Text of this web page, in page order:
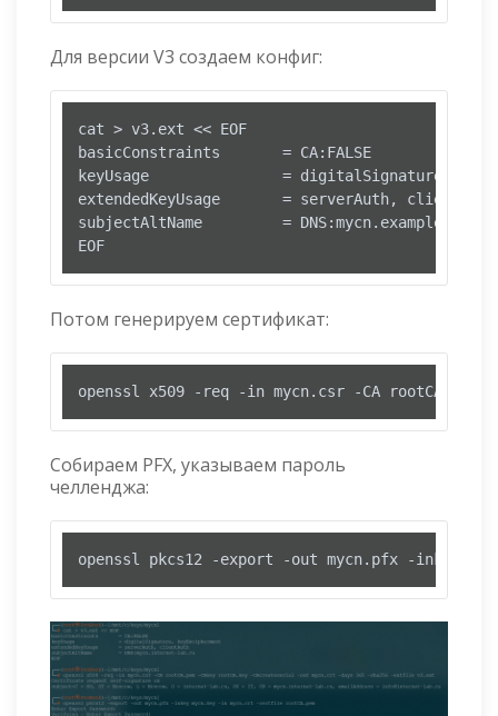
Для версии V3 создаем конфиг:
cat > v3.ext << EOF
basicConstraints       = CA:FALSE
keyUsage               = digitalSignature,
extendedKeyUsage       = serverAuth, clientAuth
subjectAltName         = DNS:mycn.example.com,
EOF
Потом генерируем сертификат:
openssl x509 -req -in mycn.csr -CA
Собираем PFX, указываем пароль
челленджа:
openssl pkcs12 -export -out mycn.pfx -inkey